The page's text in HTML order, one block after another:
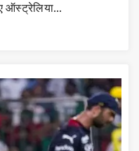
ऑस्‍ट्रेलिया…